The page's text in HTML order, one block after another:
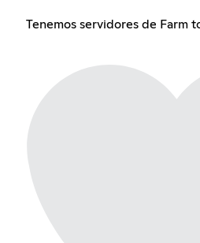
Tenemos servidores de Farm